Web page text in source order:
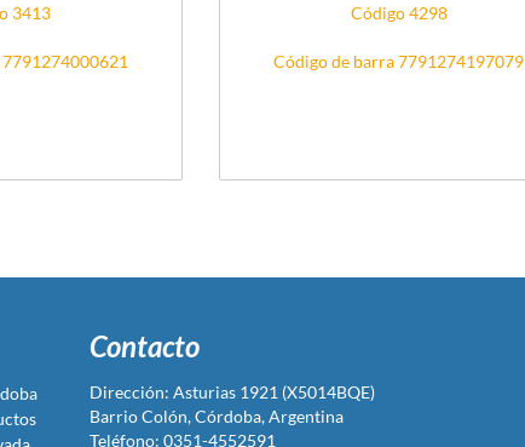
3413 Código 4298
Código de barra 7791274197079
Contacto
Dirección: Asturias 1921 (X5014BQE)
Barrio Colón, Córdoba, Argentina
Teléfono: 0351-4552591